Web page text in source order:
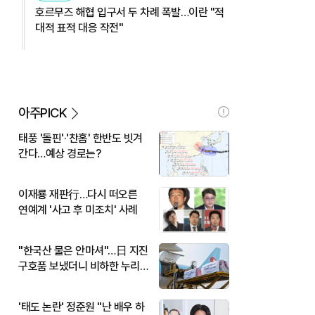
호르무즈 해협 입구서 두 차례 폭발…이란 "적
대적 표적 대응 작전"
아주PICK
태풍 '돌핀'·'찬홈' 한반도 빗겨
간다…예상 경로는?
이재룡 재판行…다시 떠오른
연예계 '사고 후 미조치' 사례
"한국산 물은 안마셔"…日 지진
구호품 보냈더니 비하한 누리
'태도 논란' 정준원 "난 배우 하